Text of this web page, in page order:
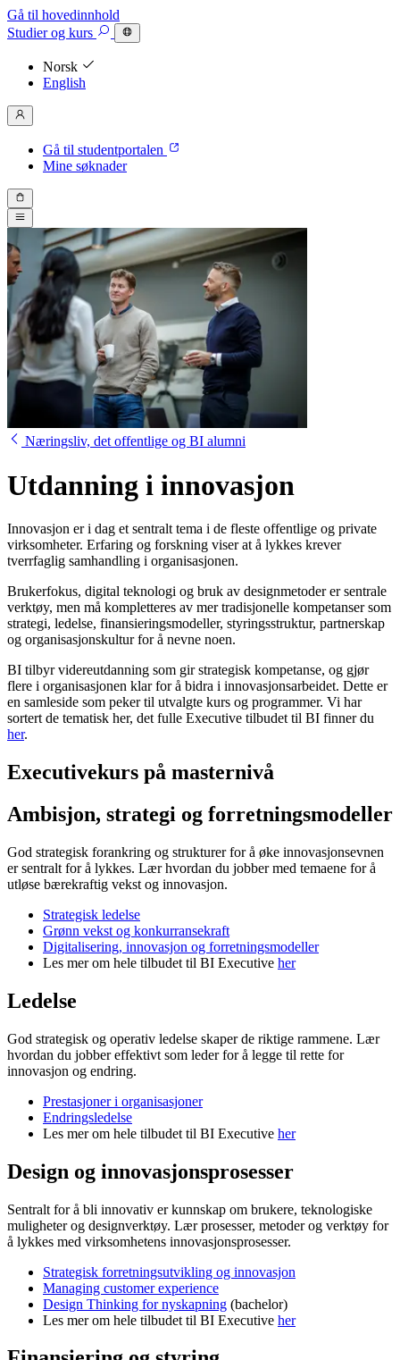
Gå til hovedinnhold
Studierog kurs
Norsk
English
Gå til studentportalen
Mine søknader
Næringsliv, det offentlige og BI alumni
Utdanning i innovasjon
Innovasjon er i dag et sentralt tema i de fleste offentlige og private
virksomheter. Erfaring og forskning viser at å lykkes krever
tverrfaglig samhandling i organisasjonen.
Brukerfokus, digital teknologi og bruk av designmetoder er sentrale
verktøy, men må kompletteres av mer tradisjonelle kompetanser som
strategi, ledelse, finansieringsmodeller, styringsstruktur, partnerskap
og organisasjonskultur for å nevne noen.
BI tilbyr videreutdanning som gir strategisk kompetanse, og gjør
flere i organisasjonen klar for å bidra i innovasjonsarbeidet. Dette er
en samleside som peker til utvalgte kurs og programmer. Vi har
sortert de tematisk her, det fulle Executive tilbudet til BI finner du
her.
Executivekurs på masternivå
Ambisjon, strategi og forretningsmodeller
God strategisk forankring og strukturer for å øke innovasjonsevnen
er sentralt for å lykkes. Lær hvordan du jobber med temaene for å
utløse bærekraftig vekst og innovasjon.
Strategisk ledelse
Grønn vekst og konkurransekraft
Digitalisering, innovasjon og forretningsmodeller
Les mer om hele tilbudet til BI Executive her
Ledelse
God strategisk og operativ ledelse skaper de riktige rammene. Lær
hvordan du jobber effektivt som leder for å legge til rette for
innovasjon og endring.
Prestasjoner i organisasjoner
Endringsledelse
Les mer om hele tilbudet til BI Executive her
Design og innovasjonsprosesser
Sentralt for å bli innovativ er kunnskap om brukere, teknologiske
muligheter og designverktøy. Lær prosesser, metoder og verktøy for
å lykkes med virksomhetens innovasjonsprosesser.
Strategisk forretningsutvikling og innovasjon
Managing customer experience
Design Thinking for nyskapning (bachelor)
Les mer om hele tilbudet til BI Executive her